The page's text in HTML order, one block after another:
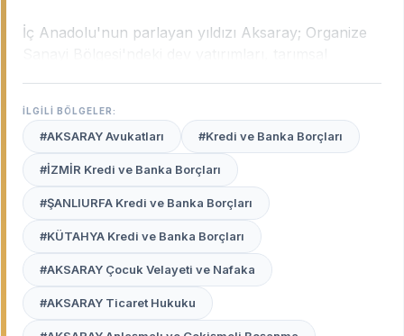
İç Anadolu'nun parlayan yıldızı Aksaray; Organize
sahiptir. Şehrin bu dokusu; uluslararası hukuktan
ticari uyuşmazlıklara, miras davalarından iş hukuku
süreçlerine kadar geniş bir uzmanlık ihtiyacı
doğurur.
Aksaray uzman avukatları
mahkeme pratiklerini bilen hem de yurtdışı bağlantılı
davalarda derin tecrübeye sahip profesyonellerdir.
Avukat Buradaplatformu, Aksaray Adliyesi'nde
haklarınızı en etkili şekilde savunacak, güvenilir ve
deneyimli avukatları tek bir ekranda sizinle
buluşturur.
İLGİLİ BÖLGELER:
#AKSARAY Avukatları #Kredi ve Banka Borçları
#İZMİR Kredi ve Banka Borçları
#ŞANLIURFA Kredi ve Banka Borçları
#KÜTAHYA Kredi ve Banka Borçları
#AKSARAY Çocuk Velayeti ve Nafaka
#AKSARAY Ticaret Hukuku